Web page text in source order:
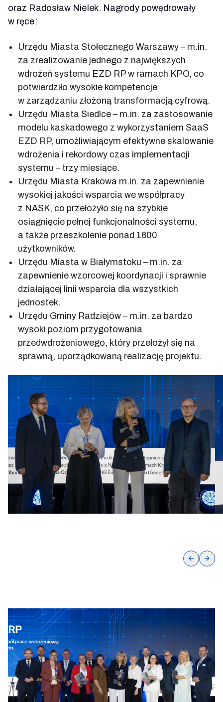
oraz Radosław Nielek. Nagrody powędrowały
w ręce:
Urzędu Miasta Stołecznego Warszawy – m.in.
za zrealizowanie jednego z największych
wdrożeń systemu EZD RP w ramach KPO, co
potwierdziło wysokie kompetencje
w zarządzaniu złożoną transformacją cyfrową.
Urzędu Miasta Siedlce – m.in. za zastosowanie
modelu kaskadowego z wykorzystaniem SaaS
EZD RP, umożliwiającym efektywne skalowanie
wdrożenia i rekordowy czas implementacji
systemu – trzy miesiące.
Urzędu Miasta Krakowa m.in. za zapewnienie
wysokiej jakości wsparcia we współpracy
z NASK, co przełożyło się na szybkie
osiągnięcie pełnej funkcjonalności systemu,
a także przeszkolenie ponad 1600
użytkowników.
Urzędu Miasta w Białymstoku – m.in. za
zapewnienie wzorcowej koordynacji i sprawnie
działającej linii wsparcia dla wszystkich
jednostek.
Urzędu Gminy Radziejów – m.in. za bardzo
wysoki poziom przygotowania
przedwdrożeniowego, który przełożył się na
sprawną, uporządkowaną realizację projektu.